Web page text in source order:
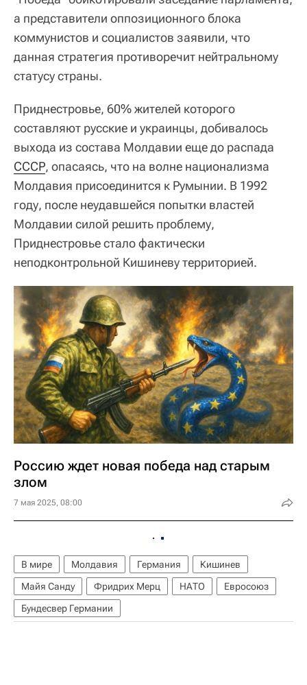
а представители оппозиционного блока
коммунистов и социалистов заявили, что
данная стратегия противоречит нейтральному
статусу страны.
Приднестровье, 60% жителей которого
составляют русские и украинцы, добивалось
выхода из состава Молдавии еще до распада
СССР, опасаясь, что на волне национализма
Молдавия присоединится к Румынии. В 1992
году, после неудавшейся попытки властей
Молдавии силой решить проблему,
Приднестровье стало фактически
неподконтрольной Кишиневу территорией.
Россию ждет новая победа над старым
злом
7 мая 2025, 08:00
В мире Молдавия Германия
Кишинев
Майя Санду
Фридрих Мерц НАТО
Евросоюз
Бундесвер Германии